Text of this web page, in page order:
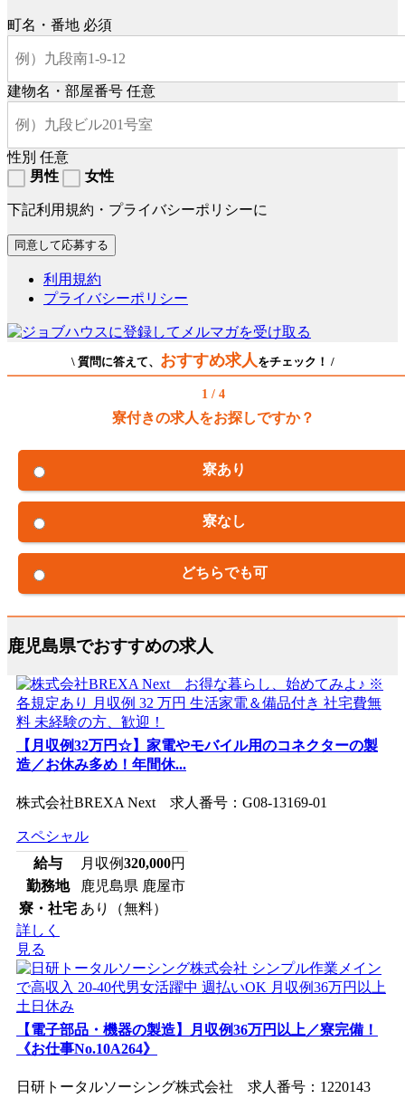
町名・番地 必須
建物名・部屋番号 任意
性別 任意
男性
女性
下記利用規約・プライバシーポリシーに
利用規約
プライバシーポリシー
\ 質問に答えて、 おすすめ求人をチェック！ /
1 / 4
寮付きの求人をお探しですか？
寮あり
寮なし
どちらでも可
鹿児島県でおすすめの求人
【月収例32万円☆】家電やモバイル用のコネクターの製
造／お休み多め！年間休...
株式会社BREXA Next 求人番号：G08-13169-01
スペシャル
給与
月収例320,000円
勤務地
鹿児島県 鹿屋市
寮・社宅 あり（無料）
詳しく
見る
【電子部品・機器の製造】月収例36万円以上／寮完備！
《お仕事No.10A264》
日研トータルソーシング株式会社 求人番号：1220143